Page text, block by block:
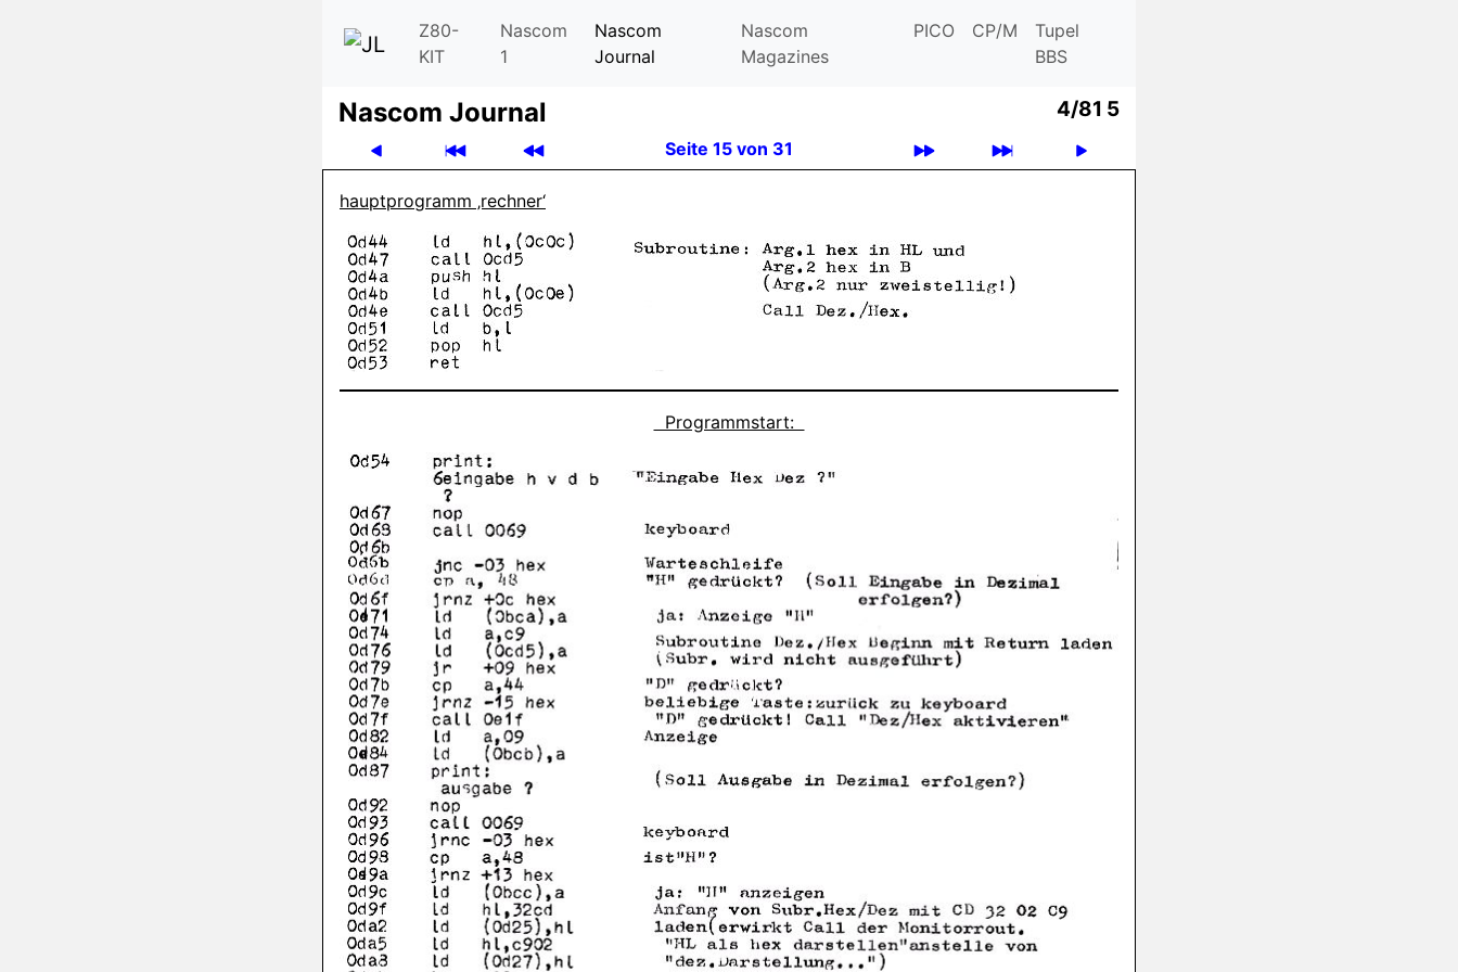
Z80-
KIT
Nascom
1
Nascom
Journal
Nascom
Magazines
PICO CP/M
Tupel
BBS
Nascom Journal 4/81 5
Seite 15 von 31
hauptprogramm ‚rechner‘
Programmstart: